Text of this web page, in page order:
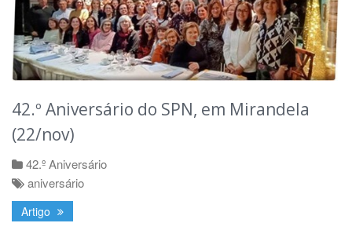
42.º Aniversário do SPN, em Mirandela
(22/nov)
42.º Aniversário
aniversário
Artigo